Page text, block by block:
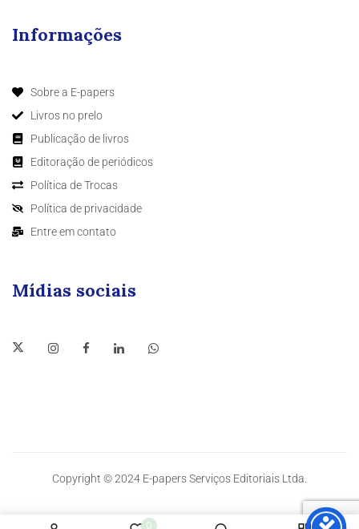
0
Informações
Sobre a E-papers
Livros no prelo
Publicação de livros
Editoração de periódicos
Política de Trocas
Política de privacidade
Entre em contato
Mídias sociais
Copyright © 2024 E-papers Serviços Editoriais Ltda.